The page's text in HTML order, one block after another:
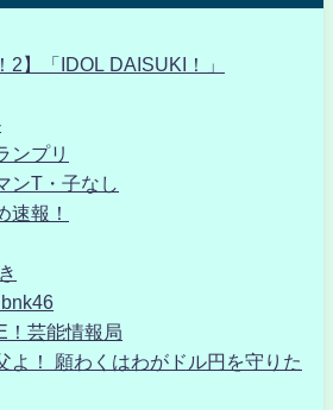
2】「IDOL DAISUKI！」
ンプリ
ンT・子なし
速報！
！芸能情報局
よ！ 願わくはわがドル円を守りた